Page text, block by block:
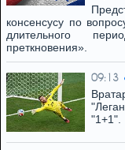
консенсусу по
длительного
преткновения».
09:13
"1+1".